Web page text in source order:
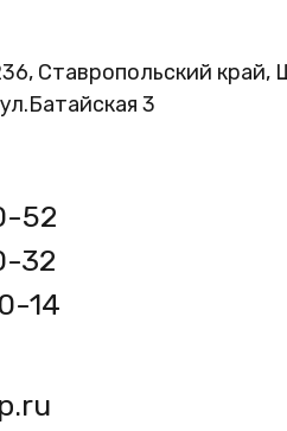
Ставропольский край,
3
52
32
14